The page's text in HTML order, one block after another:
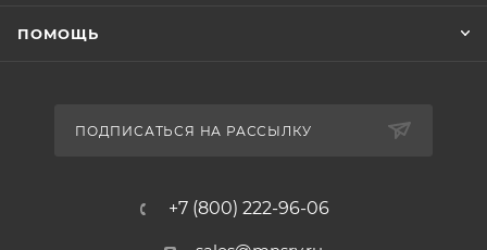
ПОМОЩЬ
ПОДПИСАТЬСЯ НА РАССЫЛКУ
+7 (800) 222-96-06